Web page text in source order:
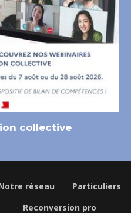
collective
réseau
Particuliers
Reconversion pro